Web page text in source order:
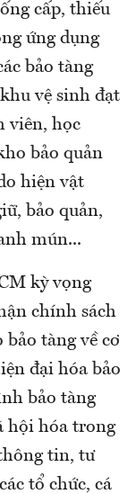
cấp, thiếu
ứng dụng
bảo tàng
vệ sinh đạt
viên, học
bảo quản
hiện vật
bảo quản,
mún...
kỳ vọng
chính sách
tàng về cơ
đại hóa bảo
bảo tàng
hội hóa trong
tin, tư
tổ chức, cá